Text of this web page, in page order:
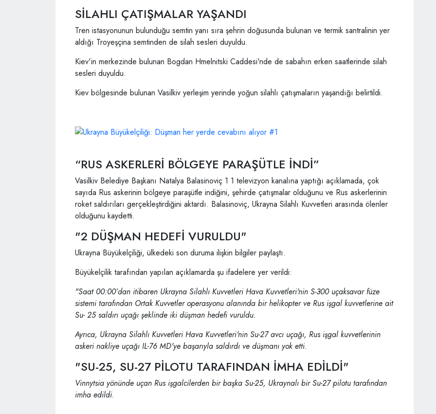
SİLAHLI ÇATIŞMALAR YAŞANDI
Tren istasyonunun bulunduğu semtin yanı sıra şehrin doğusunda bulunan ve termik santralinin yer
aldığı Troyeşçina semtinden de silah sesleri duyuldu.
Kiev'in merkezinde bulunan Bogdan Hmelnitski Caddesi'nde de sabahın erken saatlerinde silah
sesleri duyuldu.
Kiev bölgesinde bulunan Vasilkiv yerleşim yerinde yoğun silahlı çatışmaların yaşandığı belirtildi.
“RUS ASKERLERİ BÖLGEYE PARAŞÜTLE İNDİ”
Vasilkiv Belediye Başkanı Natalya Balasinoviç 1 1 televizyon kanalına yaptığı açıklamada, çok
sayıda Rus askerinin bölgeye paraşütle indiğini, şehirde çatışmalar olduğunu ve Rus askerlerinin
roket saldırıları gerçekleştirdiğini aktardı. Balasinoviç, Ukrayna Silahlı Kuvvetleri arasında ölenler
olduğunu kaydetti.
"2 DÜŞMAN HEDEFİ VURULDU"
Ukrayna Büyükelçiliği, ülkedeki son duruma ilişkin bilgiler paylaştı.
Büyükelçilik tarafından yapılan açıklamarda şu ifadelere yer verildi:
"Saat 00:00’dan itibaren Ukrayna Silahlı Kuvvetleri Hava Kuvvetleri'nin S-300 uçaksavar füze
sistemi tarafından Ortak Kuvvetler operasyonu alanında bir helikopter ve Rus işgal kuvvetlerine ait
Su- 25 saldırı uçağı şeklinde iki düşman hedefi vuruldu.
Ayrıca, Ukrayna Silahlı Kuvvetleri Hava Kuvvetleri'nin Su-27 avcı uçağı, Rus işgal kuvvetlerinin
askeri nakliye uçağı IL-76 MD'ye başarıyla saldırdı ve düşmanı yok etti.
"SU-25, SU-27 PİLOTU TARAFINDAN İMHA EDİLDİ"
Vinnytsia yönünde uçan Rus işgalcilerden bir başka Su-25, Ukraynalı bir Su-27 pilotu tarafından
imha edildi.